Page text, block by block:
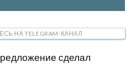
НА TELEGRAM-КАНАЛ
сделал